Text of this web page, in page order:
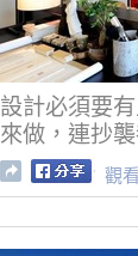
設計必須要
來做，連抄
觀看